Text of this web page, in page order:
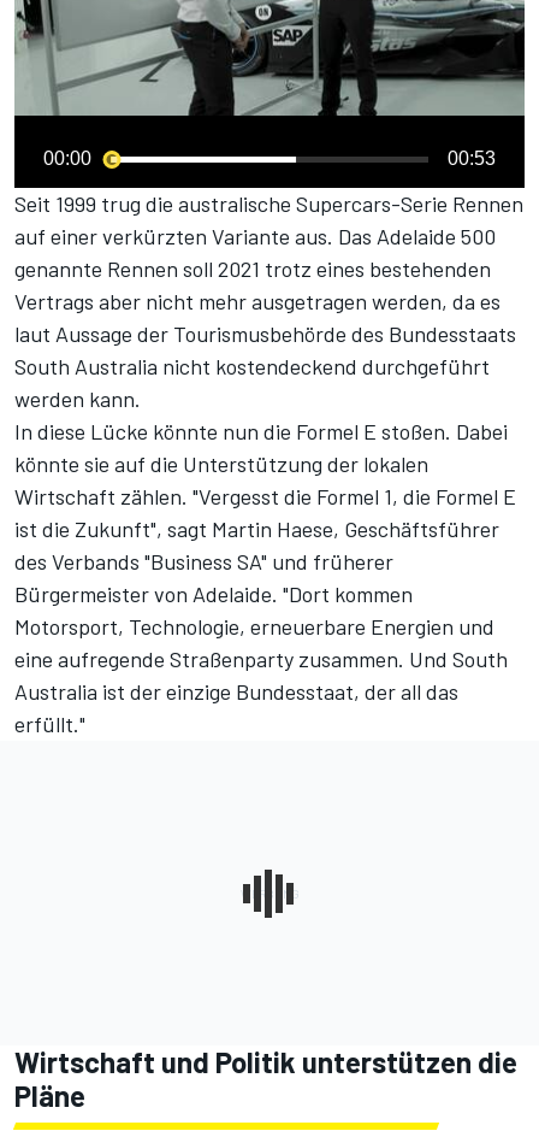
00:00 00:53
Seit 1999 trug die australische Supercars-Serie Rennen
auf einer verkürzten Variante aus. Das Adelaide 500
genannte Rennen soll 2021 trotz eines bestehenden
Vertrags aber nicht mehr ausgetragen werden, da es
laut Aussage der Tourismusbehörde des Bundesstaats
South Australia nicht kostendeckend durchgeführt
werden kann.
In diese Lücke könnte nun die Formel E stoßen. Dabei
könnte sie auf die Unterstützung der lokalen
Wirtschaft zählen. "Vergesst die Formel 1, die Formel E
ist die Zukunft", sagt Martin Haese, Geschäftsführer
des Verbands "Business SA" und früherer
Bürgermeister von Adelaide. "Dort kommen
Motorsport, Technologie, erneuerbare Energien und
eine aufregende Straßenparty zusammen. Und South
Australia ist der einzige Bundesstaat, der all das
erfüllt."
Wirtschaft und Politik unterstützen die
Pläne